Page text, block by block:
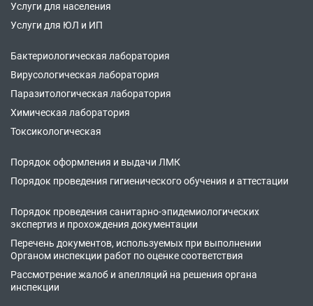
Услуги для населения
Услуги для ЮЛ и ИП
Бактериологическая лаборатория
Вирусологическая лаборатория
Паразитологическая лаборатория
Химическая лаборатория
Токсикологическая
Порядок оформления и выдачи ЛМК
Порядок проведения гигиенического обучения и аттестации
Порядок проведения санитарно-эпидемиологических
экспертиз и прохождения документации
Перечень документов, используемых при выполнении
Органом инспекции работ по оценке соответствия
Рассмотрение жалоб и апелляций на решения органа
инспекции